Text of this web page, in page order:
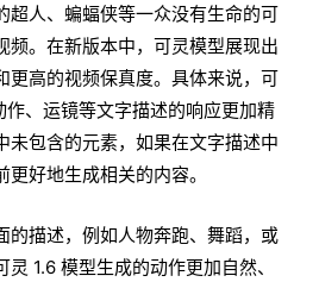
超人、蝙蝠侠等一众没有生命的可
频。在新版本中，可灵模型展现出
更高的视频保真度。具体来说，可
作、运镜等文字描述的响应更加精
未包含的元素，如果在文字描述中
好地生成相关的内容。
的描述，例如人物奔跑、舞蹈，或
1.6 模型生成的动作更加自然、